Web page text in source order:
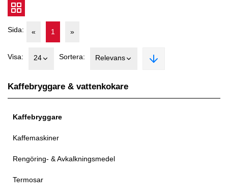
Kaffebryggare & vattenkokare
Kaffebryggare
Kaffemaskiner
Rengöring- & Avkalkningsmedel
Termosar
Sida: « 1 »
Visa: 24 Sortera: Relevans